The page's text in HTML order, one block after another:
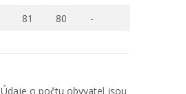
81 80 -
Údaje o počtu obyvatel jsou